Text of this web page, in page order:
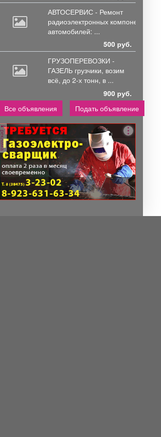
Перчатки х/б с ПВХ 5
нитей
115 руб.
Разработка
документов по
труда
АВТОСЕРВИС - Ремонт
радиоэлектронных компонентов
автомобилей: ...
500 руб.
ГРУЗОПЕРЕВОЗКИ -
ГАЗЕЛЬ грузчики, возим
всё, до 2-х тонн, в ...
900 руб.
Все объявления
Подать объявление
реклама